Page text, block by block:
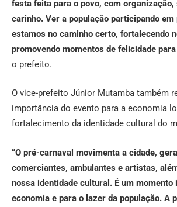
festa feita para o povo, com
carinho. Ver a população participando
estamos no caminho certo, fortalecendo
promovendo momentos de felicidade para
o prefeito.
O vice-prefeito Júnior Mutamba também
importância do evento para a economia
fortalecimento da identidade cultural do
“O pré-carnaval movimenta a cidade,
comerciantes, ambulantes e artistas,
nossa identidade cultural. É um momento
economia e para o lazer da população. A